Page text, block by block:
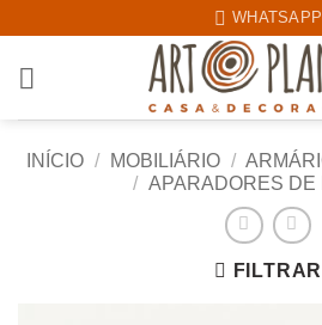
content
WHATSAPP
INÍCIO / MOBILIÁRIO /
/ APARADORES DE
FILTRAR